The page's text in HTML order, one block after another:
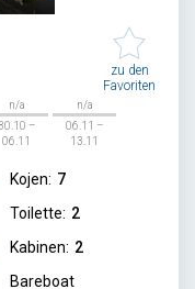
zu den
Favoriten
n/a
–
06.11
n/a
06.11 –
13.11
Kojen: 7
Toilette: 2
Kabinen: 2
Bareboat